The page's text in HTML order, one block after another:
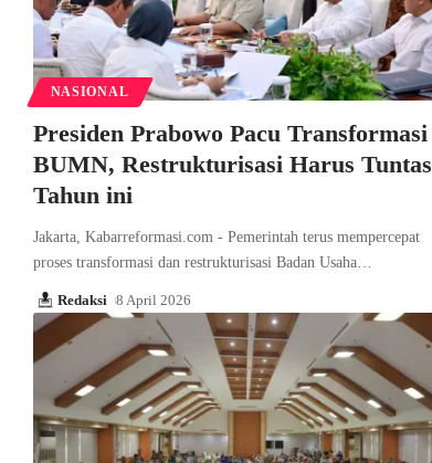
NASIONAL
Presiden Prabowo Pacu Transformasi
BUMN, Restrukturisasi Harus Tuntas
Tahun ini
Jakarta, Kabarreformasi.com - Pemerintah terus mempercepat
proses transformasi dan restrukturisasi Badan Usaha…
Redaksi 8 April 2026